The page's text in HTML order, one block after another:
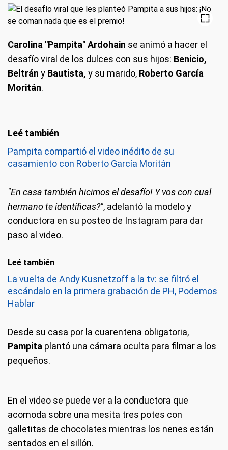
Carolina "Pampita" Ardohain se animó a hacer el
desafío viral de los dulces con sus hijos: Benicio,
Beltrán y Bautista, y su marido, Roberto García
Moritán.
Pampita compartió el video inédito de su
casamiento con Roberto García Moritán
"En casa también hicimos el desafío! Y vos con cual
hermano te identificas?", adelantó la modelo y
conductora en su posteo de Instagram para dar
paso al video.
Leé también
La vuelta de Andy Kusnetzoff a la tv: se filtró el
escándalo en la primera grabación de PH, Podemos
Hablar
Desde su casa por la cuarentena obligatoria,
Pampita plantó una cámara oculta para filmar a los
pequeños.
En el video se puede ver a la conductora que
acomoda sobre una mesita tres potes con
galletitas de chocolates mientras los nenes están
sentados en el sillón.